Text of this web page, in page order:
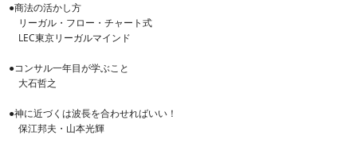
●商法の活かし方
リーガル・フロー・チャート式
LEC東京リーガルマインド
●コンサル一年目が学ぶこと
大石哲之
●神に近づくは波長を合わせればいい！
保江邦夫・山本光輝